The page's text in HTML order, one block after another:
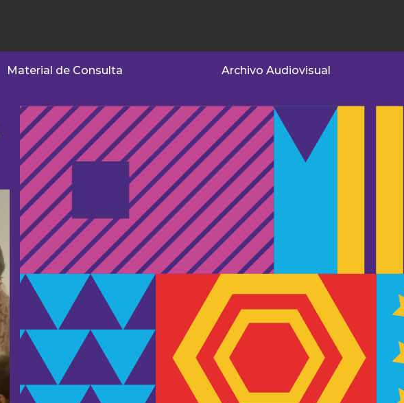
Material de Consulta Archivo Audiovisual